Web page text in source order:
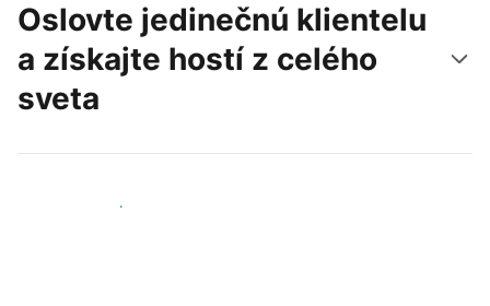
Oslovte jedinečnú klientelu
a získajte hostí z celého
sveta
Osloviť nových hostí